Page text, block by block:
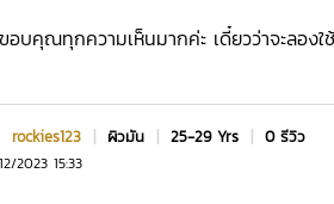
ขอบคุณทุกความเห็นมากค่ะ เดี๋ยวว่าจะลอง
rockies123 | ผิวมัน | 25-29 Yrs | 0 รีวิว
2023 15:33